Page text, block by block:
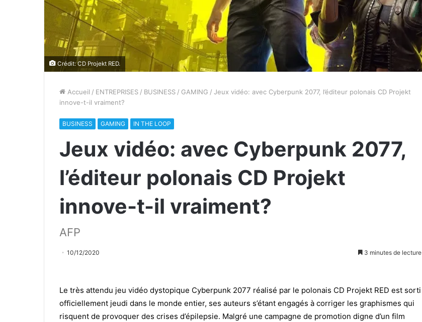
Crédit: CD Projekt RED.
Accueil / ENTREPRISES / BUSINESS / GAMING / Jeux vidéo: avec Cyberpunk 2077, l’éditeur polonais CD Projekt
innove-t-il vraiment?
BUSINESS GAMING IN THE LOOP
Jeux vidéo: avec Cyberpunk 2077,
l’éditeur polonais CD Projekt
innove-t-il vraiment?
AFP
10/12/2020 3 minutes de lecture
Le très attendu jeu vidéo dystopique Cyberpunk 2077 réalisé par le polonais CD Projekt RED est sorti
officiellement jeudi dans le monde entier, ses auteurs s’étant engagés à corriger les graphismes qui
risquent de provoquer des crises d’épilepsie. Malgré une campagne de promotion digne d’un film